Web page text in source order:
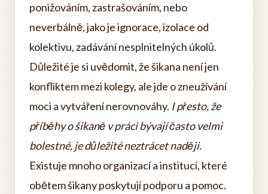
ponižováním, zastrašováním, nebo
neverbálně, jako je ignorace, izolace od
kolektivu, zadávání nesplnitelných úkolů.
Důležité je si uvědomit, že šikana není jen
konfliktem mezi kolegy, ale jde o zneužívání
moci a vytváření nerovnováhy. I přesto, že
příběhy o šikaně v práci bývají často velmi
bolestné, je důležité neztrácet naději.
Existuje mnoho organizací a institucí, které
obětem šikany poskytují podporu a pomoc.